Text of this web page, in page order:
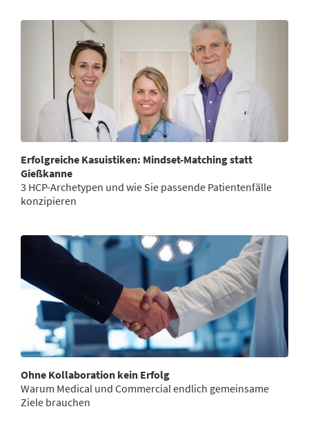
Erfolgreiche Kasuistiken: Mindset-Matching statt
Gießkanne
3 HCP-Archetypen und wie Sie passende Patientenfälle
konzipieren
Ohne Kollaboration kein Erfolg
Warum Medical und Commercial endlich gemeinsame
Ziele brauchen